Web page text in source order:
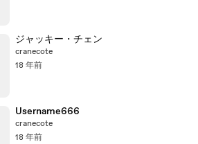
ジャッキー・チェン
cranecote
18 年前
Username666
cranecote
18 年前